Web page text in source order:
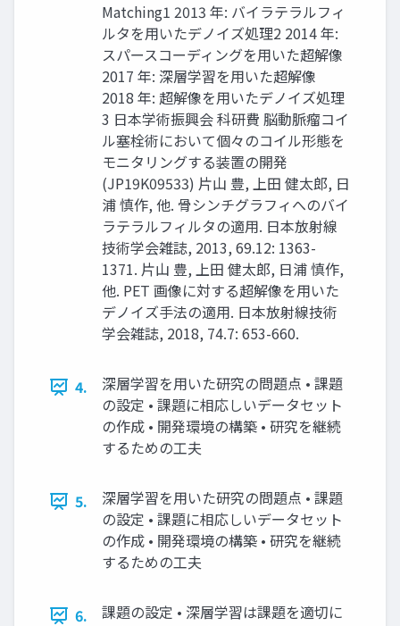
Matching1 2013 年: バイラテラルフィ
ルタを用いたデノイズ処理2 2014 年:
スパースコーディングを用いた超解像
2017 年: 深層学習を用いた超解像
2018 年: 超解像を用いたデノイズ処理
3 日本学術振興会 科研費 脳動脈瘤コイ
ル塞栓術において個々のコイル形態を
モニタリングする装置の開発
(JP19K09533) 片山 豊, 上田 健太郎, 日
浦 慎作, 他. 骨シンチグラフィへのバイ
ラテラルフィルタの適用. 日本放射線
技術学会雑誌, 2013, 69.12: 1363-
1371. 片山 豊, 上田 健太郎, 日浦 慎作,
他. PET 画像に対する超解像を用いた
デノイズ手法の適用. 日本放射線技術
学会雑誌, 2018, 74.7: 653-660.
4.
深層学習を用いた研究の問題点 • 課題
の設定 • 課題に相応しいデータセット
の作成 • 開発環境の構築 • 研究を継続
するための工夫
5.
深層学習を用いた研究の問題点 • 課題
の設定 • 課題に相応しいデータセット
の作成 • 開発環境の構築 • 研究を継続
するための工夫
6.
課題の設定 • 深層学習は課題を適切に